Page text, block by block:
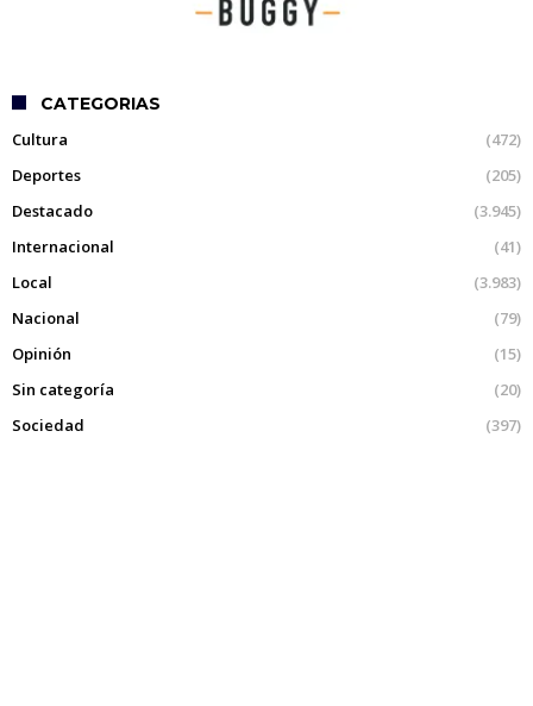
CATEGORIAS
Cultura
(472)
Deportes
(205)
Destacado
(3.945)
Internacional
(41)
Local
(3.983)
Nacional
(79)
Opinión
(15)
Sin categoría
(20)
Sociedad
(397)